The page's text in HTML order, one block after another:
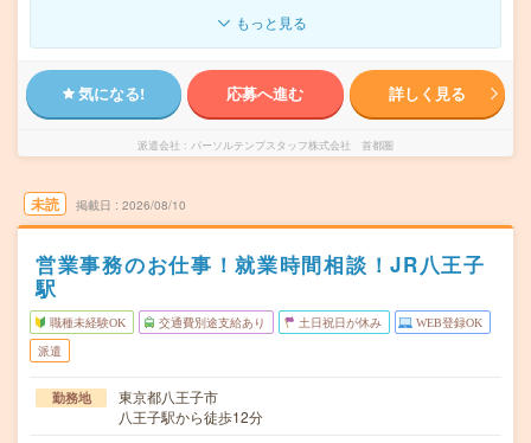
もっと見る
気になる! 応募へ進む 詳しく見る
派遣会社 パーソルテンプスタッフ株式会社 首都圏
未読 掲載日 2026/08/10
営業事務のお仕事！就業時間相談！JR八王子
駅
職種未経験OK 交通費別途支給あり 土日祝日が休み WEB登録OK
派遣
勤務地
東京都八王子市
八王子駅から徒歩12分